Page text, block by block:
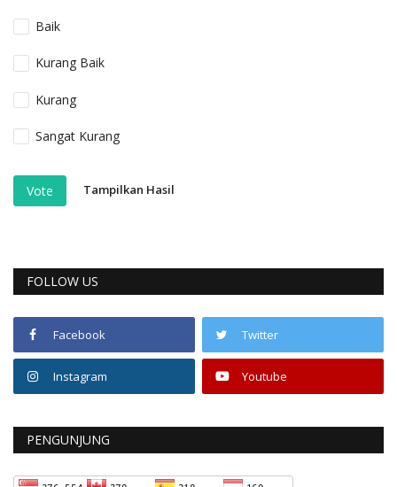
Baik
Kurang Baik
Kurang
Sangat Kurang
Vote Tampilkan Hasil
FOLLOW US
Facebook Twitter
Instagram Youtube
PENGUNJUNG